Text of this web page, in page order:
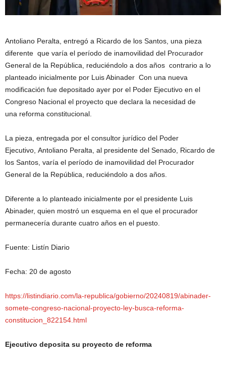
Antoliano Peralta, entregó a Ricardo de los Santos, una pieza
diferente que varía el período de inamovilidad del Procurador
General de la República, reduciéndolo a dos años contrario a lo
planteado inicialmente por Luis Abinader Con una nueva
modificación fue depositado ayer por el Poder Ejecutivo en el
Congreso Nacional el proyecto que declara la necesidad de
una reforma constitucional.
La pieza, entregada por el consultor jurídico del Poder
Ejecutivo, Antoliano Peralta, al presidente del Senado, Ricardo de
los Santos, varía el período de inamovilidad del Procurador
General de la República, reduciéndolo a dos años.
Diferente a lo planteado inicialmente por el presidente Luis
Abinader, quien mostró un esquema en el que el procurador
permanecería durante cuatro años en el puesto.
Fuente: Listín Diario
Fecha: 20 de agosto
https://listindiario.com/la-republica/gobierno/20240819/abinader-
somete-congreso-nacional-proyecto-ley-busca-reforma-
constitucion_822154.html
Ejecutivo deposita su proyecto de reforma